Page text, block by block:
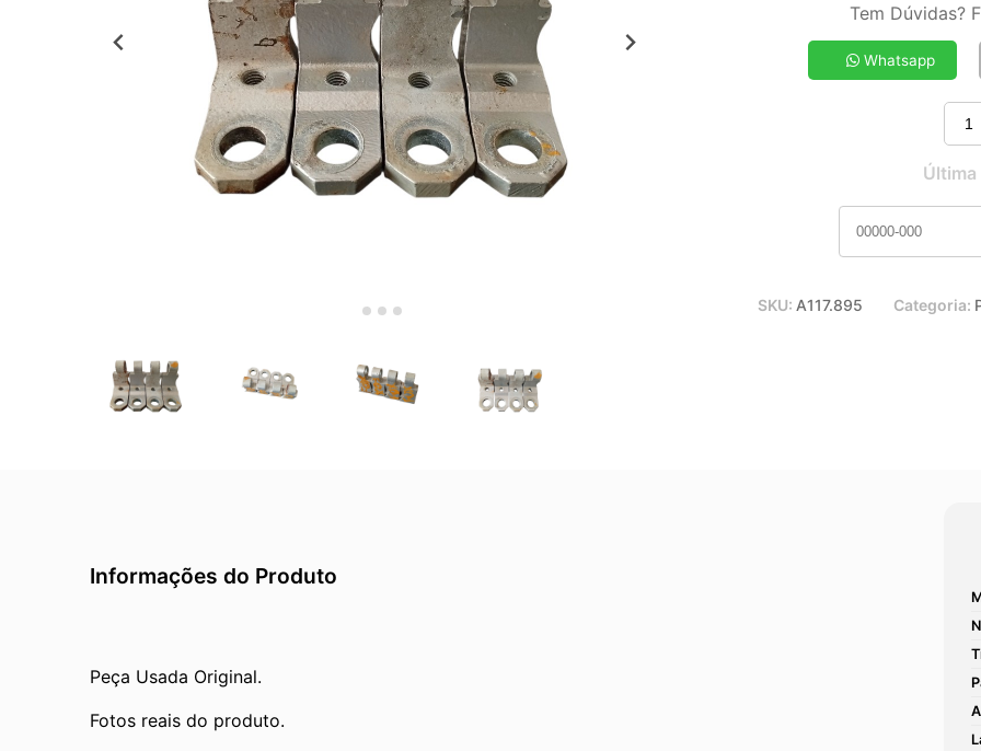
7x de R$ 12,95
9x de R$ 10,33
Tem Dúvidas?
Whatsapp
SKU: A117.895 Categoria:
Informações do Produto
Peça Usada Original.
Fotos reais do produto.